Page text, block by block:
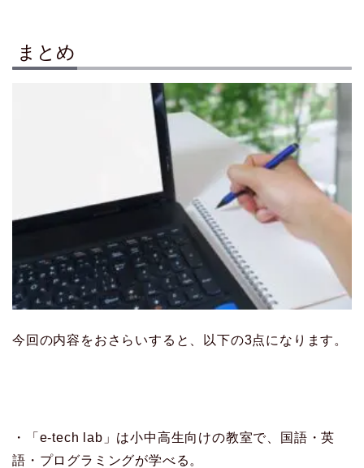
まとめ
今回の内容をおさらいすると、以下の3点になります。
・「e-tech lab」は小中高生向けの教室で、国語・英
語・プログラミングが学べる。